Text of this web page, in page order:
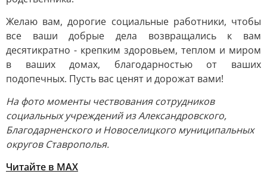
Желаю вам, дорогие социальные работники, чтобы
все ваши добрые дела возвращались к вам
десятикратно - крепким здоровьем, теплом и миром
в ваших домах, благодарностью от ваших
подопечных. Пусть вас ценят и дорожат вами!
На фото моменты чествования сотрудников
социальных учреждений из Александровского,
Благодарненского и Новоселицкого муниципальных
округов Ставрополья.
Читайте в МАХ